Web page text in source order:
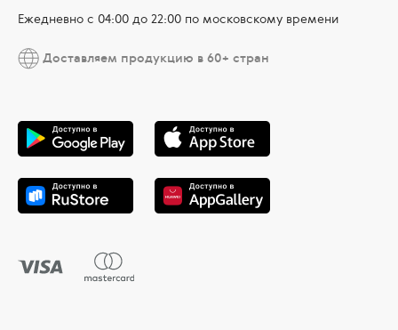
Ежедневно c 04:00 до 22:00 по московскому времени
Доставляем продукцию в 60+ стран